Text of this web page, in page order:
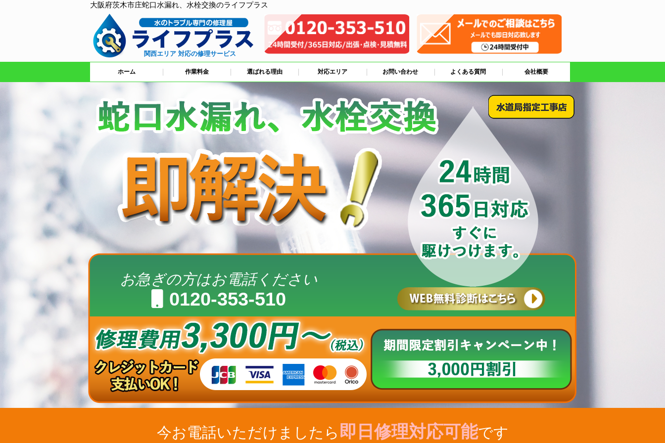
大阪府茨木市庄蛇口水漏れ、水栓交換のライフプラス
関西エリア 対応の修理サービス
ホーム 作業料金 選ばれる理由 対応エリア お問い合わせ よくある質問 会社概要
お急ぎの方はお電話ください
0120-353-510
今お電話いただけましたら 即日修理対応可能です